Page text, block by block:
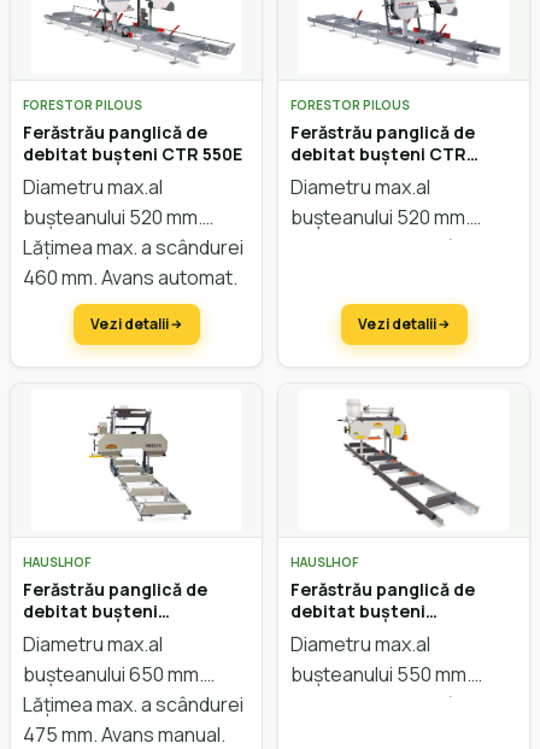
FORESTOR PILOUS
Ferăstrău panglică de
debitat bușteni CTR 550E
Diametru max.al
bușteanului 520 mm.
Lățimea max. a scândurei
460 mm. Avans automat.
Reglarea înălțimii manual.
Vezi detalii
FORESTOR PILOUS
Ferăstrău panglică de
debitat bușteni CTR
550GX
Diametru max.al
bușteanului 520 mm.
Lățimea max. a scândurei
Reglarea înălțimii manual.
Motor Honda 11CP
Vezi detalii
HAUSLHOF
Ferăstrău panglică de
debitat bușteni
HAUSLHOF HBB 650
Diametru max.al
bușteanului 650 mm.
Lățimea max. a scândurei
475 mm. Avans manual.
HAUSLHOF
Ferăstrău panglică de
debitat bușteni
HAUSLHOF HBB 550
Diametru max.al
bușteanului 550 mm.
Lățimea max. a scândurei